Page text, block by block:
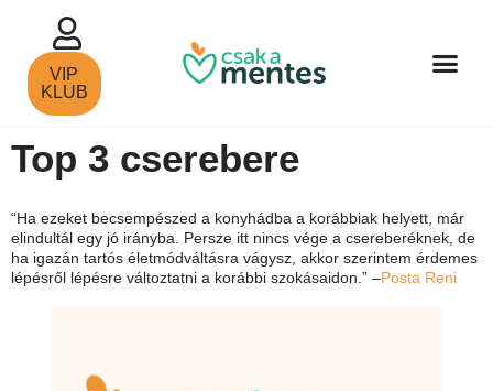
VIP
KLUB
Top 3 cserebere
“Ha ezeket becsempészed a konyhádba a korábbiak helyett, már
elindultál egy jó irányba. Persze itt nincs vége a csereberéknek, de
ha igazán tartós életmódváltásra vágysz, akkor szerintem érdemes
lépésről lépésre változtatni a korábbi szokásaidon.” –Posta Reni